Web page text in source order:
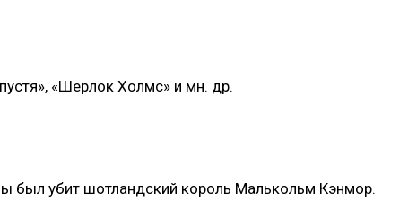
«Шерлок Холмс» и мн. др.
был убит шотландский король Малькольм Кэнмор.